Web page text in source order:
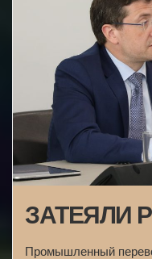
ЗАТЕЯЛИ
Промышленный